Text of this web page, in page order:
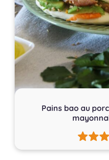
Pains bao au